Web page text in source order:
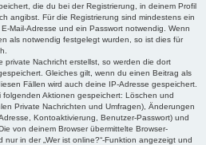
die du bei der Registrierung, in deinem Profil
angibst. Für die Registrierung sind mindestens ein
Mail-Adresse und ein Passwort notwendig. Wenn
als notwendig festgelegt wurden, so ist dies für
private Nachricht erstellst, so werden die dort
Gleiches gilt, wenn du einen Beitrag als
Fällen wird auch deine IP-Adresse gespeichert.
folgenden Aktionen gespeichert: Löschen und
Private Nachrichten und Umfragen), Änderungen
Kontoaktivierung, Benutzer-Passwort) und
von deinem Browser übermittelte Browser-
nur in der „Wer ist online?“-Funktion angezeigt und